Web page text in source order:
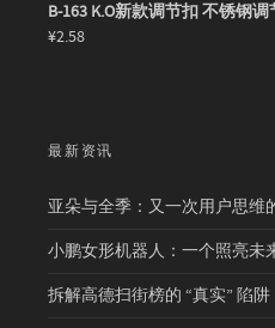
B-163 K.O新款调节扣 不锈钢
¥2.58
最新资讯
亚朵与全季：又一次用户思维
小鹏女形机器人：一个照亮未
拆解高德扫街榜的 “真实” 陷阱